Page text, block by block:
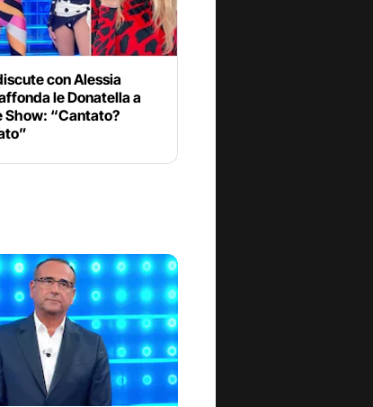
con Alessia
le Donatella a
Show: “Cantato?